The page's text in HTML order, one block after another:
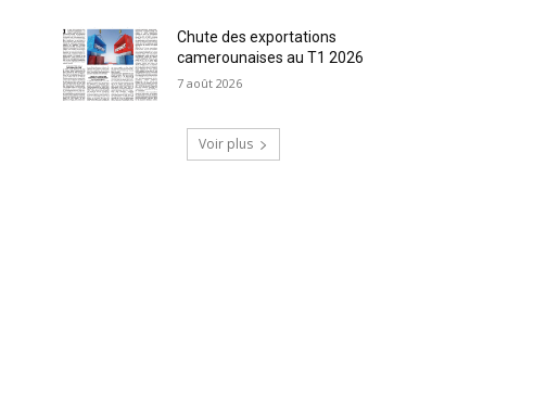
Chute des exportations
camerounaises au T1 2026
7 août 2026
Voir plus